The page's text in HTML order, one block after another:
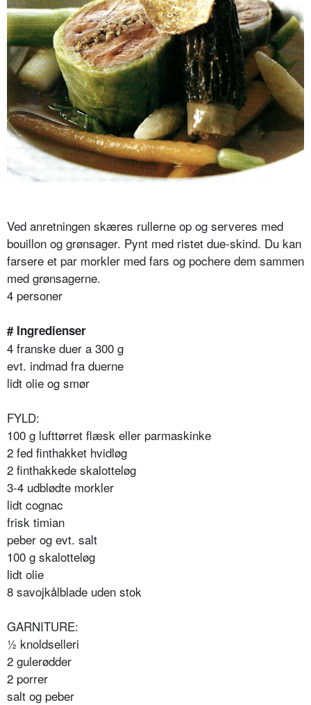
Ved anretningen skæres rullerne op og serveres med
bouillon og grønsager. Pynt med ristet due-skind. Du kan
farsere et par morkler med fars og pochere dem sammen
med grønsagerne.
4 personer
# Ingredienser
4 franske duer a 300 g
evt. indmad fra duerne
lidt olie og smør
FYLD:
100 g lufttørret flæsk eller parmaskinke
2 fed finthakket hvidløg
2 finthakkede skalotteløg
3-4 udblødte morkler
lidt cognac
frisk timian
peber og evt. salt
100 g skalotteløg
lidt olie
8 savojkålblade uden stok
GARNITURE:
½ knoldselleri
2 gulerødder
2 porrer
salt og peber